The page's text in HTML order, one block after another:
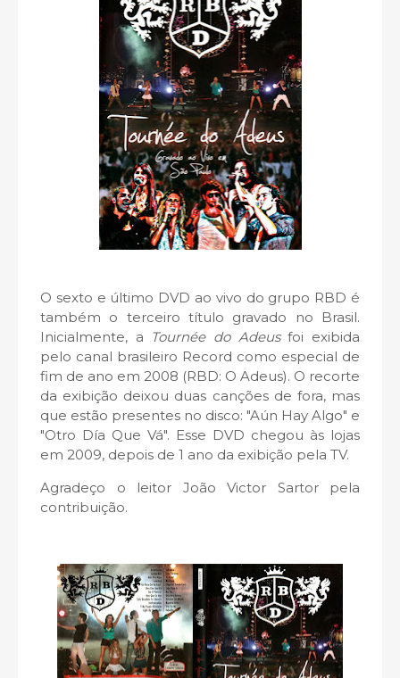
O sexto e último DVD ao vivo do grupo RBD é
também o terceiro título gravado no Brasil.
Inicialmente, a Tournée do Adeusfoi exibida
pelo canal brasileiro Record como especial de
fim de ano em 2008 (RBD: O Adeus). O recorte
da exibição deixou duas canções de fora, mas
que estão presentes no disco: "Aún Hay Algo" e
"Otro Día Que Vá". Esse DVD chegou às lojas
em 2009, depois de 1 ano da exibição pela TV.
Agradeço o leitor João Victor Sartor pela
contribuição.